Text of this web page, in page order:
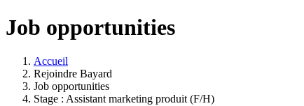
Job opportunities
Accueil
Rejoindre Bayard
Job opportunities
Stage : Assistant marketing produit (F/H)